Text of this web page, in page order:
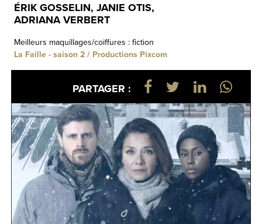
ÉRIK GOSSELIN, JANIE OTIS,
ADRIANA VERBERT
Meilleurs maquillages/coiffures : fiction
La Faille - saison 2 / Productions Pixcom
PARTAGER :